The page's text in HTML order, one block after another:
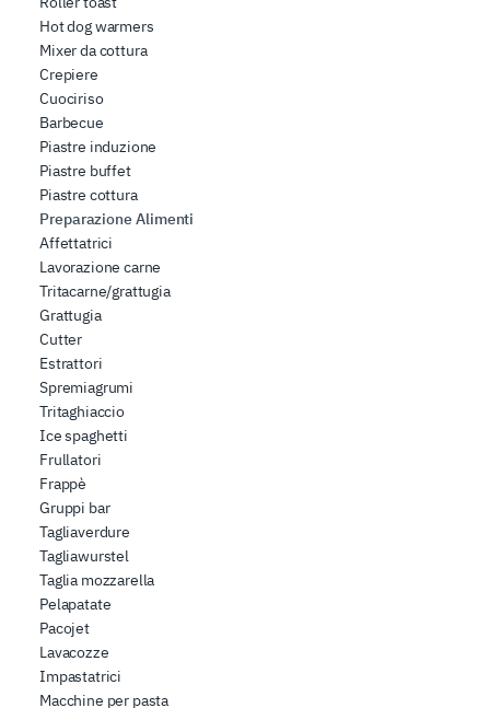
Hot dog warmers
Mixer da cottura
Crepiere
Cuociriso
Barbecue
Piastre induzione
Piastre buffet
Piastre cottura
Preparazione Alimenti
Affettatrici
Lavorazione carne
Tritacarne/grattugia
Grattugia
Cutter
Estrattori
Spremiagrumi
Tritaghiaccio
Ice spaghetti
Frullatori
Frappè
Gruppi bar
Tagliaverdure
Tagliawurstel
Taglia mozzarella
Pelapatate
Pacojet
Lavacozze
Impastatrici
Macchine per pasta